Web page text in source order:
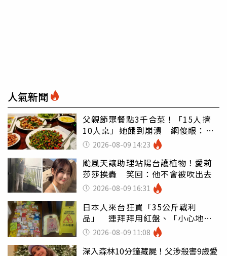
人氣新聞
父親節聚餐點3千合菜！「15人擠
10人桌」她餓到崩潰 網傻眼：讓
店家看笑話
2026-08-09 14:23
颱風天讓助理站陽台護植物！愛莉
莎莎挨轟 笑回：他不會被吹出去
2026-08-09 16:31
日本人來台狂買「35公斤戰利
品」 連拜拜用紅盤、「小心地
滑」告示牌也帶回家
2026-08-09 11:08
深入森林10分鐘藏屍！父涉殺害9歲愛